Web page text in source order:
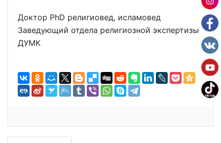
Доктор PhD религиовед, исламовед
Заведующий отдела религиозной экспертизы
ДУМК